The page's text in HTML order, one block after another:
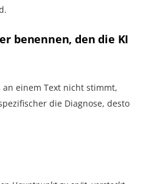
benennen, den die KI
an einem Text nicht stimmt,
die Diagnose, desto